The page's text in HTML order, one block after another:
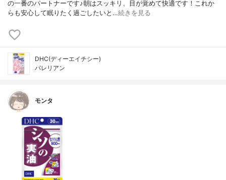
の一番のパートナーです♪朝はスッキリ、目が覚めて快適です！これか
らも安心して眠りたく過ごしたいと…続きを見る
DHC(ディーエイチシー)
バレリアン
モンタ